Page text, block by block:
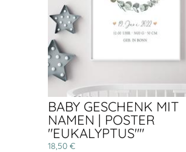
BABY GESCHENK MIT
NAMEN | POSTER
"EUKALYPTUS""
18,50 €